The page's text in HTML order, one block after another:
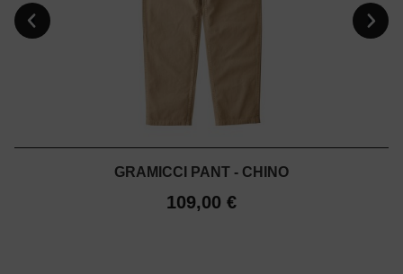
GRAMICCI PANT - CHINO
109,00 €